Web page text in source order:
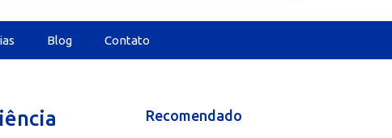
Blog Contato
Recomendado